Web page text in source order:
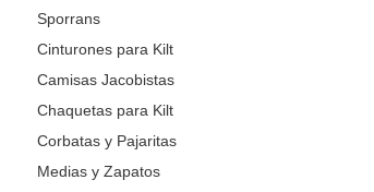
Sporrans
Cinturones para Kilt
Camisas Jacobistas
Chaquetas para Kilt
Corbatas y Pajaritas
Medias y Zapatos